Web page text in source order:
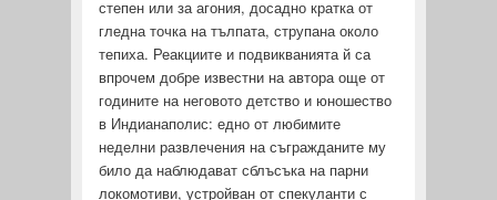
степен или за агония, досадно кратка от
гледна точка на тълпата, струпана около
тепиха. Реакциите и подвикванията й са
впрочем добре известни на автора още от
годините на неговото детство и юношество
в Индианаполис: едно от лю­бимите
неделни развлечения на съгражданите му
било да наблюдават сблъсъка на парни
локомотиви, устройван от спе­куланти с